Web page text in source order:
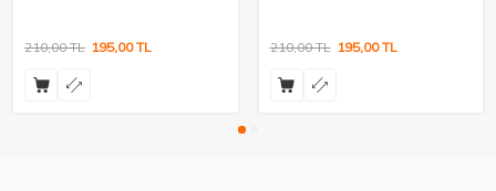
210,00TL 195,00TL 210,00TL 195,00TL